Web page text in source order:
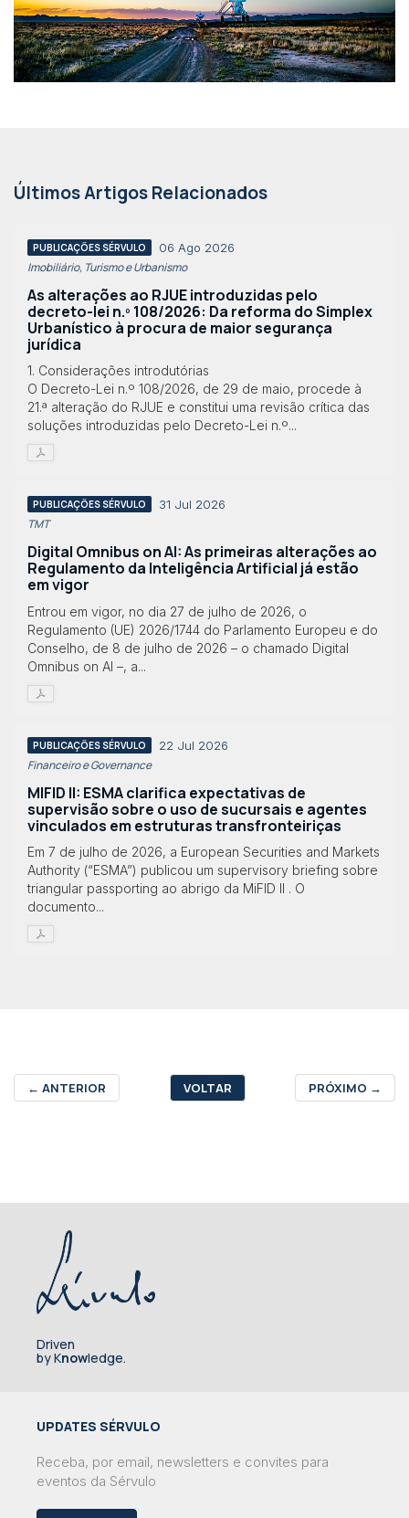
Últimos Artigos Relacionados
PUBLICAÇÕES SÉRVULO 06 Ago 2026
Imobiliário, Turismo e Urbanismo
As alterações ao RJUE introduzidas pelo
decreto-lei n.º 108/2026: Da reforma do Simplex
Urbanístico à procura de maior segurança
jurídica
1. Considerações introdutórias
O Decreto-Lei n.º 108/2026, de 29 de maio, procede à
21.ª alteração do RJUE e constitui uma revisão crítica das
soluções introduzidas pelo Decreto-Lei n.º...
PUBLICAÇÕES SÉRVULO 31 Jul 2026
TMT
Digital Omnibus on AI: As primeiras alterações ao
Regulamento da Inteligência Artificial já estão
em vigor
Entrou em vigor, no dia 27 de julho de 2026, o
Regulamento (UE) 2026/1744 do Parlamento Europeu e do
Conselho, de 8 de julho de 2026 – o chamado Digital
Omnibus on AI –, a...
PUBLICAÇÕES SÉRVULO 22 Jul 2026
Financeiro e Governance
MIFID II: ESMA clarifica expectativas de
supervisão sobre o uso de sucursais e agentes
vinculados em estruturas transfronteiriças
Em 7 de julho de 2026, a European Securities and Markets
Authority (“ESMA”) publicou um supervisory briefing sobre
triangular passporting ao abrigo da MiFID II . O
documento...
← ANTERIOR VOLTAR PRÓXIMO →
Driven
by Knowledge.
UPDATES SÉRVULO
Receba, por email, newsletters e convites para
eventos da Sérvulo